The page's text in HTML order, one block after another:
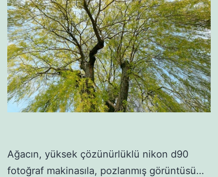
Ağacın, yüksek çözünürlüklü nikon d90
fotoğraf makinasıla, pozlanmış görüntüsü…